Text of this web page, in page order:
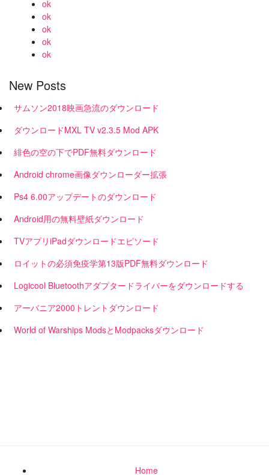
ok
ok
ok
ok
ok
New Posts
サムソン2018映画急流のダウンロード
ダウンロードMXL TV v2.3.5 Mod APK
緋色の空の下でPDF無料ダウンロード
Android chrome画像ダウンローダー拡張
Ps4 6.00アップデートのダウンロード
Android用の無料壁紙ダウンロード
TVアプリiPadダウンロードエピソード
ロイットの必須免疫学第13版PDF無料ダウンロード
Logicool Bluetoothアダプタードライバーをダウンロードする
アーバニア2000トレントダウンロード
World of Warships ModsとModpacksダウンロード
Home